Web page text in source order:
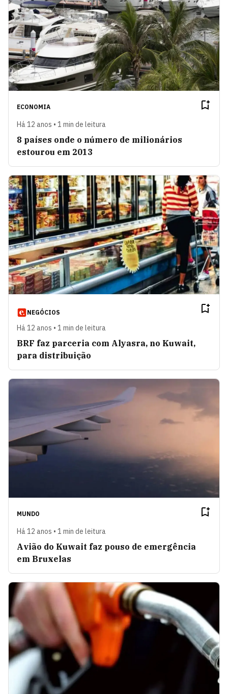
ECONOMIA
Há 12 anos • 1 min de leitura
8 países onde o número de milionários
estourou em 2013
NEGÓCIOS
Há 12 anos • 1 min de leitura
BRF faz parceria com Alyasra, no Kuwait,
para distribuição
MUNDO
Há 12 anos • 1 min de leitura
Avião do Kuwait faz pouso de emergência
em Bruxelas